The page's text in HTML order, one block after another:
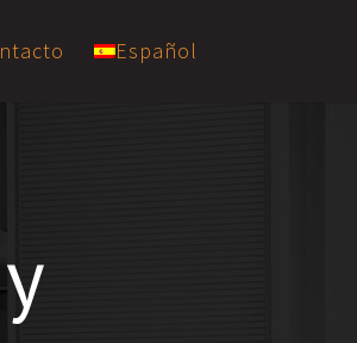
Español